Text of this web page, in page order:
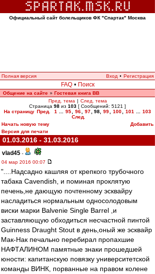
Официальный сайт болельщиков ФК "Спартак" Москва
Полная версия Вход • Регистрация
FAQ • Поиск
Общение на сайте » Гостевая книга ВВ
Пред. тема | След. тема
Страница 98 из 103 [ Сообщений: 5121 ]
На страницу Пред. 1 95 96 97 98 99 100 101
103
След.
Начать новую тему
Добавить
Версия для печати
01.03.2016 - 31.03.2016
vlad45 -
04 мар 2016 00:07
"....Надсадно кашляя от крепкого трубочного
табака Cavendish, и поминая проклятую
печень,не дающую почтенному эсквайру
насладиться нормальным односолодовым
виски марки Balvenie Single Barrel ,и
заставляющую обходиться несчастной пинтой
Guinness Draught Stout в день,оный же эсквайр
Мак-Нак печально перебирал пропахшие
НАФТАЛИНОМ памятные знаки прошедшей
юности: капитанскую повязку университетской
команды ВИНК, порванные на правом колене